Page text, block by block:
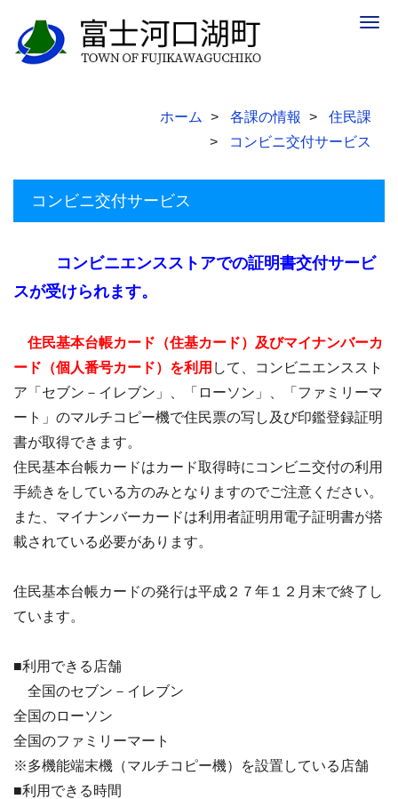
ホーム 各課の情報
住民課
コンビニ交付サービス
コンビニ交付サービス
コンビニエンスストアでの証明書交付サービ
スが受けられます。
住民基本台帳カード（住基カード）及びマイナンバーカ
ード（個人番号カード）を利用 して、コンビニエンススト
ア「セブン－イレブン」、「ローソン」、「ファミリーマ
ート」のマルチコピー機で住民票の写し及び印鑑登録証明
書が取得できます。
住民基本台帳カードはカード取得時にコンビニ交付の利用
手続きをしている方のみとなりますのでご注意ください。
また、マイナンバーカードは利用者証明用電子証明書が搭
載されている必要があります。
住民基本台帳カードの発行は平成２７年１２月末で終了し
ています。
■利用できる店舗
全国のセブン－イレブン
全国のローソン
全国のファミリーマート
※多機能端末機（マルチコピー機）を設置している店舗
■利用できる時間